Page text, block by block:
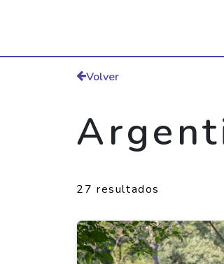
Volver
27 resultados